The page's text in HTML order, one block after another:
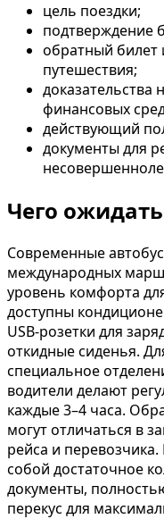
цель поездки;
подтверждение
обратный билет
путешествия;
доказательства
финансовых
действующий
документы для
Чего
Современные
международных
уровень комфорта
доступны
USB-розетки для
откидные сиденья.
специальное
водители делают
каждые 3–4 часа.
могут отличаться в
рейса и
собой достаточное
документы,
перекус для